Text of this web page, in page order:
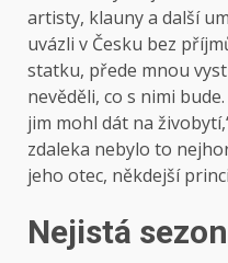
artisty, klauny a další
uvázli v Česku bez
statku, přede mnou
nevěděli, co s nimi
jim mohl dát na
zdaleka nebylo to
jeho otec, někdejší
Nejistá